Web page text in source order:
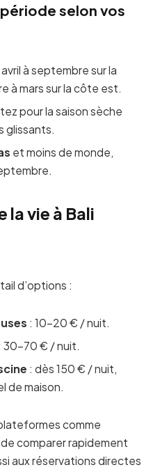
selon vos
avril à septembre sur la
à mars sur la côte est.
pour la saison sèche
glissants.
et moins de monde,
la vie à Bali
d’options :
: 10–20 € / nuit.
30–70 € / nuit.
: dès 150 € / nuit,
de maison.
comme
comparer rapidement
aux réservations directes